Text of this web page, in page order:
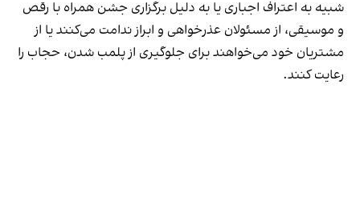
شبیه به اعتراف اجباری یا به دلیل برگزاری جشن همراه با رقص
و موسیقی، از مسئولان عذرخواهی و ابراز ندامت می‌کنند یا از
مشتریان خود می‌خواهند برای جلوگیری از پلمب شدن، حجاب را
رعایت کنند.